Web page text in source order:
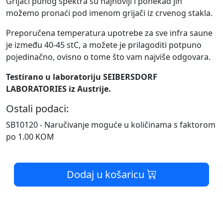
možemo pronaći pod imenom grijači iz crvenog stakla.
Preporučena temperatura upotrebe za sve infra saune
je između 40-45 stC, a možete je prilagoditi potpuno
pojedinačno, ovisno o tome što vam najviše odgovara.
Testirano u laboratoriju SEIBERSDORF
LABORATORIES iz Austrije.
Ostali podaci:
SB10120 - Naručivanje moguće u količinama s faktorom
po 1.00 KOM
Dodaj u košaricu